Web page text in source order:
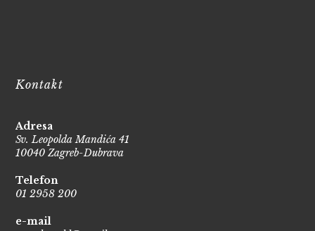
Kontakt
Adresa
Sv. Leopolda Mandića 41
10040 Zagreb-Dubrava
Telefon
01 2958 200
e-mail